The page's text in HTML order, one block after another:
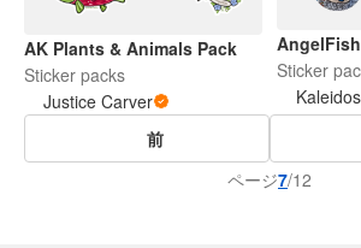
AK Plants & Animals Pack
Sticker packs
Justice Carver
Sticker
前
ページ7/12